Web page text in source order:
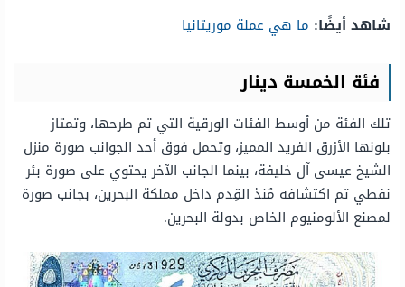
شاهد أيضًا: ما هي عملة موريتانيا
فئة الخمسة دينار
تلك الفئة من أوسط الفئات الورقية التي تم طرحها، وتمتاز
بلونها الأزرق الفريد المميز، وتحمل فوق أحد الجوانب صورة منزل
الشيخ عيسى آل خليفة، بينما الجانب الآخر يحتوي على صورة بئر
نفطي تم اكتشافه مُنذ القِدم داخل مملكة البحرين، بجانب صورة
لمصنع الألومنيوم الخاص بدولة البحرين.